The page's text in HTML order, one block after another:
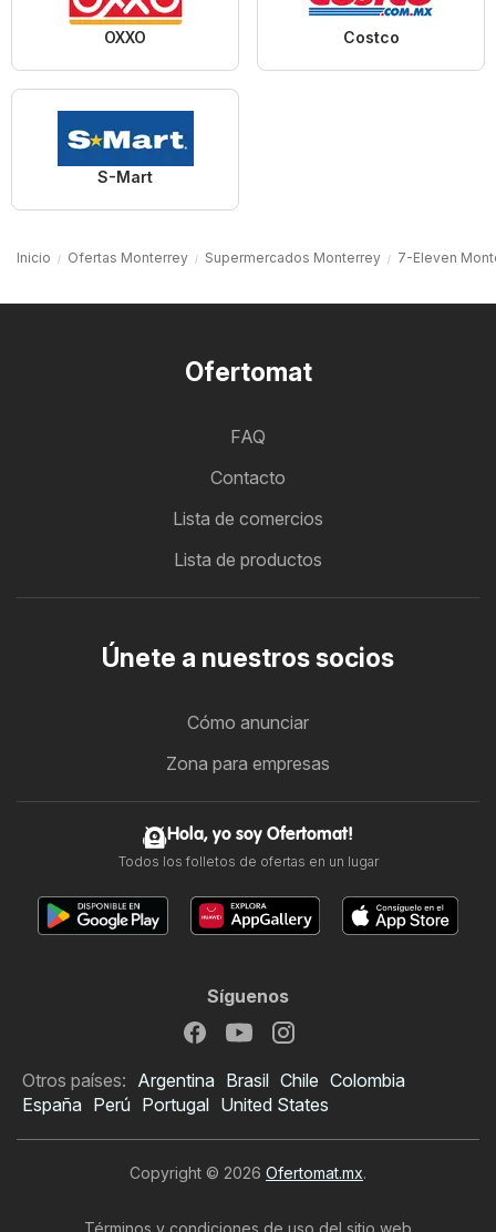
OXXO Costco
S-Mart
Inicio Ofertas Monterrey Supermercados Monterrey 7-Eleven
Ofertomat
FAQ
Contacto
Lista de comercios
Lista de productos
Únete a nuestros socios
Cómo anunciar
Zona para empresas
Hola, yo soy Ofertomat!
Todos los folletos de ofertas en un lugar
Síguenos
Otros países: Argentina Brasil Chile Colombia
España Perú Portugal United States
Copyright © 2026 Ofertomat.mx.